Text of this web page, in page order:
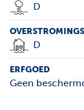
D
D
ERFGOED
Geen